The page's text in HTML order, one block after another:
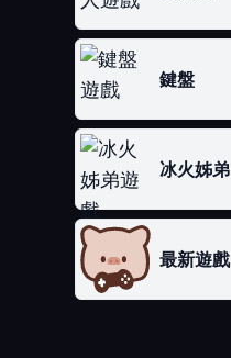
鍵盤
冰火姊弟
最新遊戲